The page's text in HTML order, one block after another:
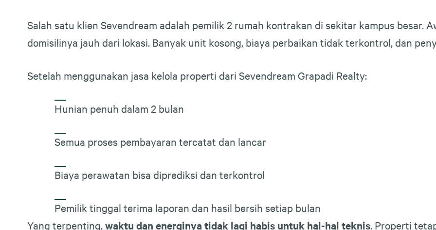
Salah satu klien Sevendream adalah pemilik 2 rumah kontrakan di sekitar kampus besar.
domisilinya jauh dari lokasi. Banyak unit kosong, biaya perbaikan tidak terkontrol, dan
Setelah menggunakan jasa kelola properti dari Sevendream Grapadi Realty:
Hunian penuh dalam 2 bulan
Semua proses pembayaran tercatat dan lancar
Biaya perawatan bisa diprediksi dan terkontrol
Pemilik tinggal terima laporan dan hasil bersih setiap bulan
Yang terpenting,waktu dan energinya tidak lagi habis untuk hal-hal teknis. Properti